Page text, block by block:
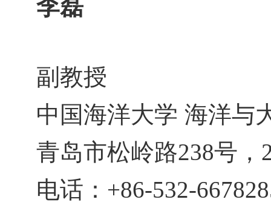
李磊
副教授
中国海洋大学 海洋与
青岛市松岭路238号，
电话： +86-532-